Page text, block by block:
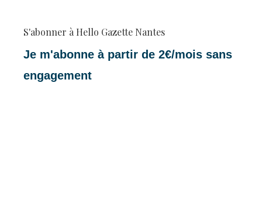
S'abonner à Hello Gazette Nantes
Je m'abonne à partir de 2€/mois sans
engagement